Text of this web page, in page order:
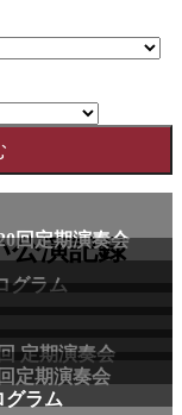
公演記録
回定期演奏会
グラム
定期演奏会
定期演奏会
グラム